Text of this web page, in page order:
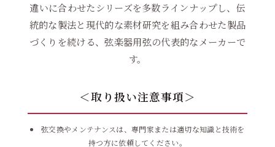
違いに合わせたシリーズを多数ラインナップし、伝
統的な製法と現代的な素材研究を組み合わせた製品
づくりを続ける、弦楽器用弦の代表的なメーカーで
す。
＜取り扱い注意事項＞
弦交換やメンテナンスは、専門家または適切な知識と技術を
持つ方に依頼してください。